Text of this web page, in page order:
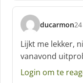
f
ducarmon
s
c
h
r
e
Lijkt me lekker,
vanavond
Login om te